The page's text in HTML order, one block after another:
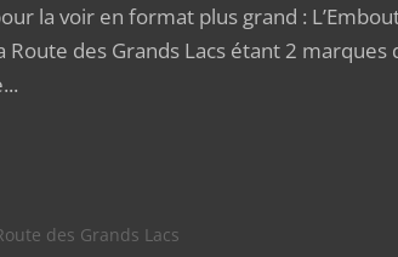
la voir en format plus grand :
des Grands Lacs étant 2 marques
des Grands Lacs